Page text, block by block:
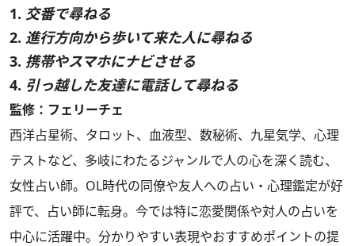
1. 交番で尋ねる
2. 進行方向から歩いて来た人に尋ねる
3. 携帯やスマホにナビさせる
4. 引っ越した友達に電話して尋ねる
監修：フェリーチェ
西洋占星術、タロット、血液型、数秘術、九星気学、心理
テストなど、多岐にわたるジャンルで人の心を深く読む、
女性占い師。OL時代の同僚や友人への占い・心理鑑定が好
評で、占い師に転身。今では特に恋愛関係や対人の占いを
中心に活躍中。分かりやすい表現やおすすめポイントの提